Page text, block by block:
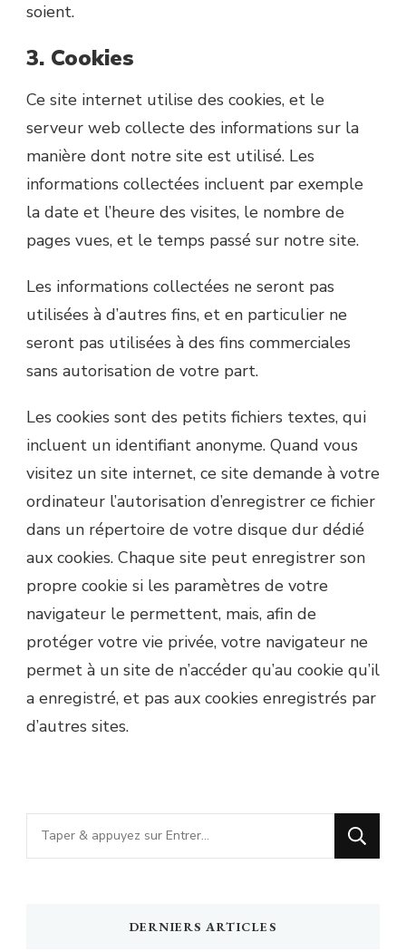
soient.
3. Cookies
Ce site internet utilise des cookies, et le
serveur web collecte des informations sur la
manière dont notre site est utilisé. Les
informations collectées incluent par exemple
la date et l’heure des visites, le nombre de
pages vues, et le temps passé sur notre site.
Les informations collectées ne seront pas
utilisées à d’autres fins, et en particulier ne
seront pas utilisées à des fins commerciales
sans autorisation de votre part.
Les cookies sont des petits fichiers textes, qui
incluent un identifiant anonyme. Quand vous
visitez un site internet, ce site demande à votre
ordinateur l’autorisation d’enregistrer ce fichier
dans un répertoire de votre disque dur dédié
aux cookies. Chaque site peut enregistrer son
propre cookie si les paramètres de votre
navigateur le permettent, mais, afin de
protéger votre vie privée, votre navigateur ne
permet à un site de n’accéder qu’au cookie qu’il
a enregistré, et pas aux cookies enregistrés par
d’autres sites.
Vous
recherchiez
DERNIERS ARTICLES